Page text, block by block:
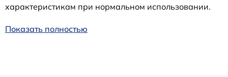
характеристикам при нормальном использовании.
Показать полностью